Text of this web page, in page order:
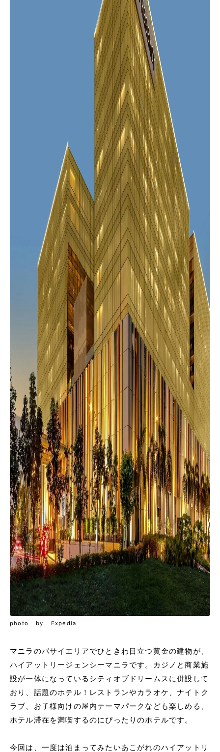
photo by Expedia
マニラのパサイエリアでひときわ目立つ黄金の建物が、
ハイアットリージェンシーマニラです。カジノと商業施
設が一体になっているシティオブドリームスに併設して
おり、話題のホテル！レストランやカラオケ、ナイトク
ラブ、お子様向けの屋内テーマパークなども楽しめる、
ホテル滞在を満喫するのにぴったりのホテルです。
今回は、一度は泊まってみたいあこがれのハイアットリ